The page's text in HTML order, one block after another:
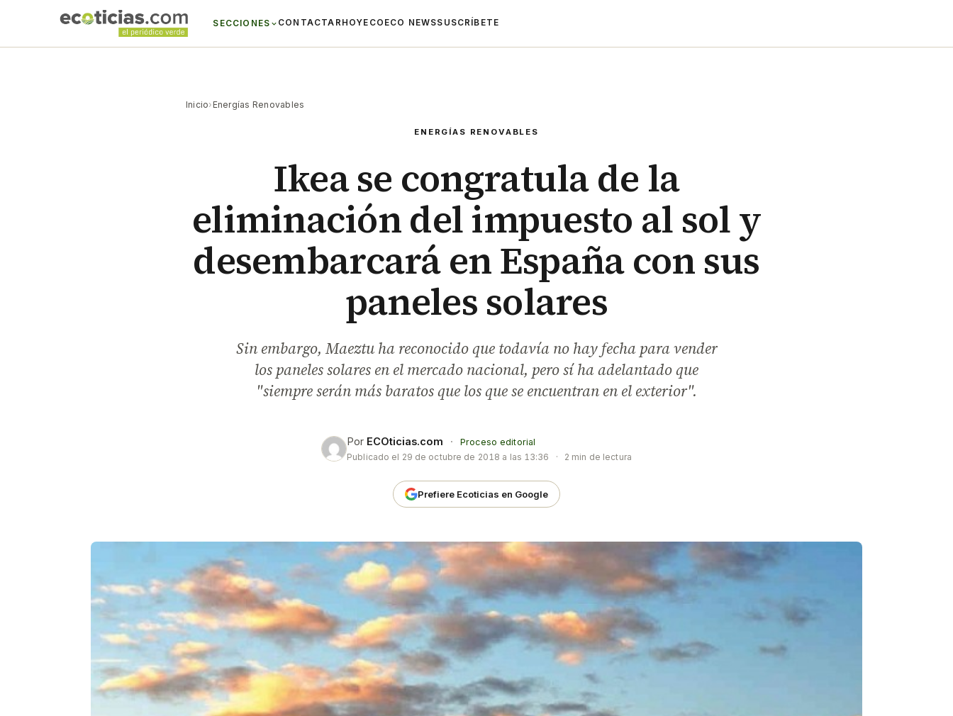
SECCIONES CONTACTAR HOYECO ECO NEWSSUSCRÍBETE
Inicio› Energías Renovables
ENERGÍAS RENOVABLES
Ikea se congratula de la
eliminación del impuesto al sol y
desembarcará en España con sus
paneles solares
Sin embargo, Maeztu ha reconocido que todavía no hay fecha para vender
los paneles solares en el mercado nacional, pero sí ha adelantado que
"siempre serán más baratos que los que se encuentran en el exterior".
Por ECOticias.com ·
Proceso editorial
Publicado el 29 de octubre de 2018 a las 13:36 · 2 min de lectura
Prefiere Ecoticias en Google